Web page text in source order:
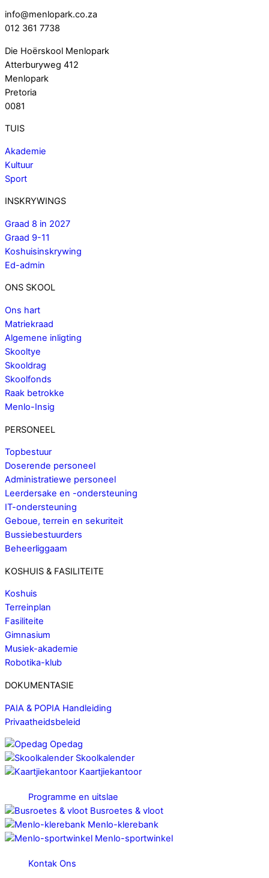
info@menlopark.co.za
012 361 7738
Die Hoërskool Menlopark
Atterburyweg 412
Menlopark
Pretoria
0081
TUIS
Akademie
Kultuur
Sport
INSKRYWINGS
Graad 8 in 2027
Graad 9-11
Koshuisinskrywing
Ed-admin
ONS SKOOL
Ons hart
Matriekraad
Algemene inligting
Skooltye
Skooldrag
Skoolfonds
Raak betrokke
Menlo-Insig
PERSONEEL
Topbestuur
Doserende personeel
Administratiewe personeel
Leerdersake en -ondersteuning
IT-ondersteuning
Geboue, terrein en sekuriteit
Bussiebestuurders
Beheerliggaam
KOSHUIS & FASILITEITE
Koshuis
Terreinplan
Fasiliteite
Gimnasium
Musiek-akademie
Robotika-klub
DOKUMENTASIE
PAIA & POPIA Handleiding
Privaatheidsbeleid
Opedag
Skoolkalender
Kaartjiekantoor
Programme en uitslae
Busroetes & vloot
Menlo-klerebank
Menlo-sportwinkel
Kontak Ons